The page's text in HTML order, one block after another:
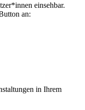
einsehbar.
an:
in Ihrem